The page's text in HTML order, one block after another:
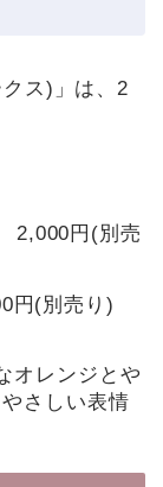
ス)」は、2
2,000円(別売
円(別売り)
オレンジとや
さしい表情